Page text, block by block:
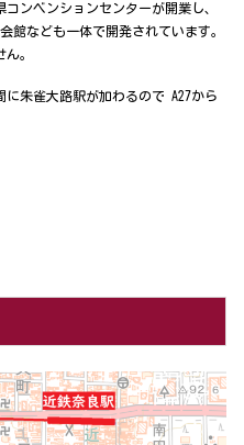
ンベンションセンターが開業し、
館なども一体で開発されています。
。
朱雀大路駅が加わるので A27から